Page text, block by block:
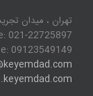
تهران ، ميدان
021-22725897
09123549149